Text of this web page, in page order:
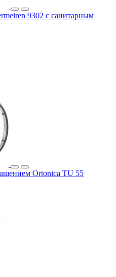
9302 с санитарным
Ortonica TU 55